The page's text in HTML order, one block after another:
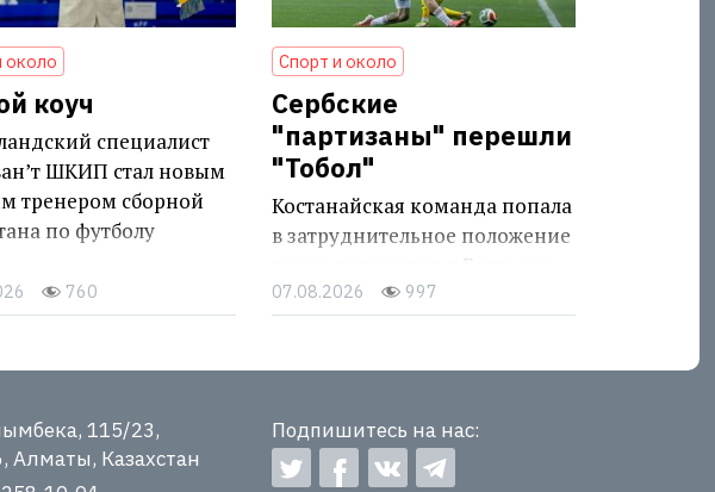
около
коуч
специалист
ШКИП стал новым
тренером сборной
по футболу
760
Спорт и около
Сербские
"партизаны" перешли
"Тобол"
Костанайская команда попала
в затруднительное положение
после поражения в Белграде
07.08.2026 997
115/23,
Алматы, Казахстан
Подпишитесь на нас: